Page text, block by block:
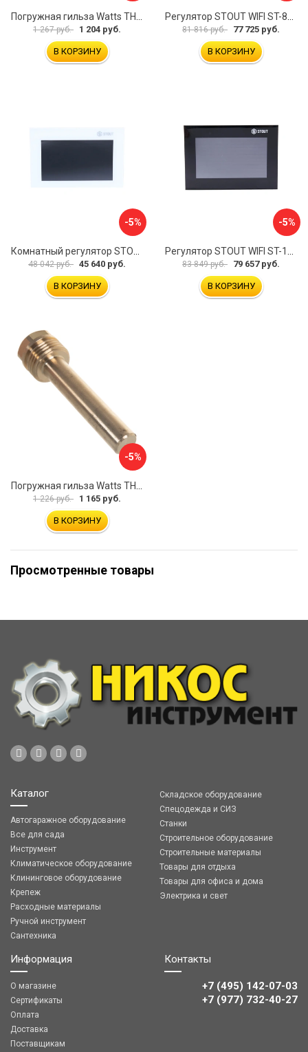
Погружная гильза Watts TH 10006135
1 267 руб. 1 204 руб.
В КОРЗИНУ
Регулятор STOUT WIFI ST-8s STE-0101-100802 RG008V0JPVLMEU
81 816 руб. 77 725 руб.
В КОРЗИНУ
-5%
48 042 руб. 45 640 руб.
В КОРЗИНУ
-5%
83 849 руб. 79 657 руб.
В КОРЗИНУ
-5%
1 226 руб. 1 165 руб.
В КОРЗИНУ
Просмотренные товары
Каталог
Автогаражное оборудование
Все для сада
Инструмент
Климатическое оборудование
Клининговое оборудование
Крепеж
Расходные материалы
Ручной инструмент
Сантехника
Складское оборудование
Спецодежда и СИЗ
Станки
Строительное оборудование
Строительные материалы
Товары для отдыха
Товары для офиса и дома
Электрика и свет
Информация
О магазине
Сертификаты
Оплата
Доставка
Поставщикам
Контакты
+7 (495) 142-07-03
‎‎+7 (977) 732-40-27